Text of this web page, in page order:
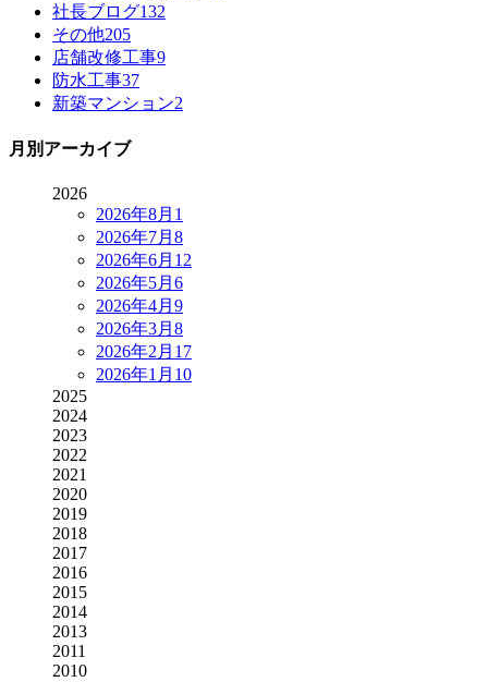
社長ブログ132
その他205
店舗改修工事9
防水工事37
新築マンション2
月別アーカイブ
2026
2026年8月 1
2026年7月 8
2026年6月 12
2026年5月 6
2026年4月 9
2026年3月 8
2026年2月 17
2026年1月 10
2025
2024
2023
2022
2021
2020
2019
2018
2017
2016
2015
2014
2013
2011
2010